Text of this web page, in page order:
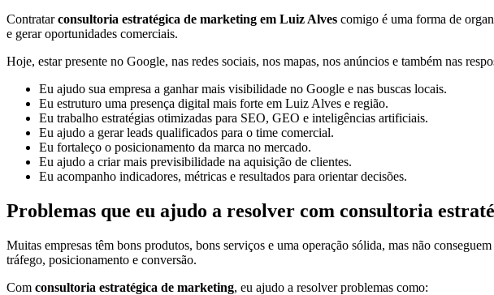
Contratarconsultoria estratégica de marketing em Luiz Alves comigo é uma forma de
e gerar oportunidades comerciais.
Hoje, estar presente no Google, nas redes sociais, nos mapas, nos anúncios e também nas
Eu ajudo sua empresa a ganhar mais visibilidade no Google e nas buscas locais.
Eu estruturo uma presença digital mais forte em Luiz Alves e região.
Eu trabalho estratégias otimizadas para SEO, GEO e inteligências artificiais.
Eu ajudo a gerar leads qualificados para o time comercial.
Eu fortaleço o posicionamento da marca no mercado.
Eu ajudo a criar mais previsibilidade na aquisição de clientes.
Eu acompanho indicadores, métricas e resultados para orientar decisões.
Problemas que eu ajudo a resolver com consultoria
Muitas empresas têm bons produtos, bons serviços e uma operação sólida, mas não
tráfego, posicionamento e conversão.
Com consultoria estratégica de marketing, eu ajudo a resolver problemas como: